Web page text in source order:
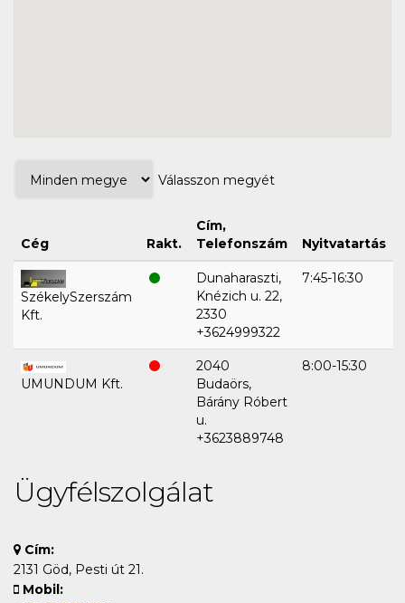
Válasszon megyét
Cég Rakt.
Cím,
Telefonszám
Nyitvatartás
SzékelySzerszám
Kft.
Dunaharaszti,
Knézich u. 22,
2330
+3624999322
7:45-16:30
UMUNDUM Kft.
2040
Budaörs,
Bárány Róbert
u.
+3623889748
8:00-15:30
Ügyfélszolgálat
Cím:
2131 Göd, Pesti út 21.
Mobil: